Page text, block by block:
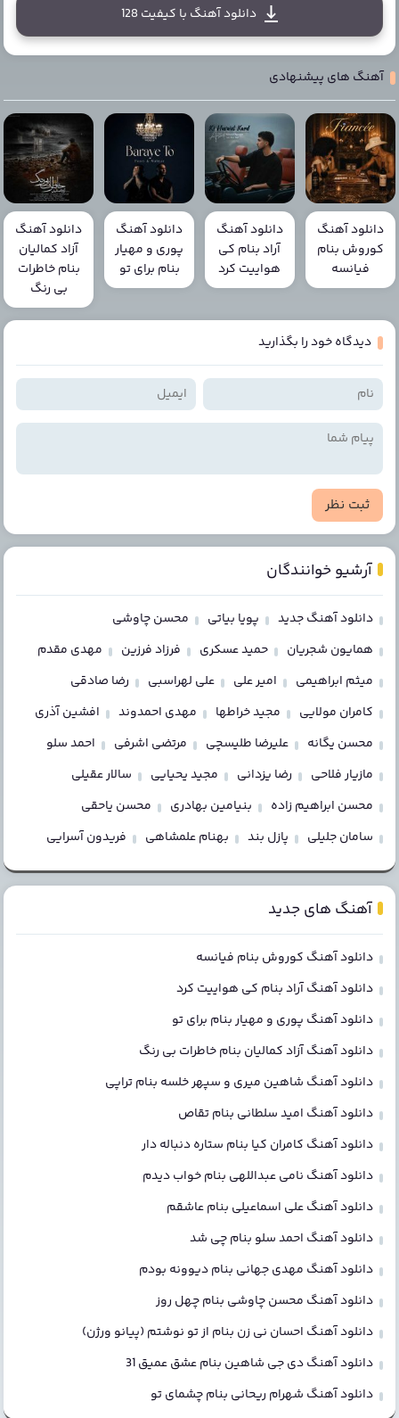
دانلود آهنگ با کیفیت 128
آهنگ های پیشنهادی
دانلود آهنگ
کوروش بنام
فیانسه
دانلود آهنگ
آراد بنام کی
هواییت کرد
دانلود آهنگ
پوری و مهیار
بنام برای تو
دانلود آهنگ
آزاد کمالیان
بنام خاطرات
بی رنگ
دیدگاه خود را بگذارید
ثبت نظر
آرشیو خوانندگان
دانلود آهنگ جدید پویا بیاتی
محسن چاوشی
همایون شجریان
حمید عسکری فرزاد فرزین
مهدی مقدم
میثم ابراهیمی
امیر علی علی لهراسبی
رضا صادقی
کامران مولایی
مجید خراطها مهدی احمدوند
افشین آذری
محسن یگانه
علیرضا طلیسچی مرتضی اشرفی
احمد سلو
مازیار فلاحی
رضا یزدانی مجید یحیایی
سالار عقیلی
محسن ابراهیم زاده
بنیامین بهادری
محسن یاحقی
سامان جلیلی
پازل بند بهنام علمشاهی فریدون آسرایی
آهنگ های جدید
دانلود آهنگ کوروش بنام فیانسه
دانلود آهنگ آراد بنام کی هواییت کرد
دانلود آهنگ پوری و مهیار بنام برای تو
دانلود آهنگ آزاد کمالیان بنام خاطرات بی رنگ
دانلود آهنگ شاهین میری و سپهر خلسه بنام تراپی
دانلود آهنگ امید سلطانی بنام تقاص
دانلود آهنگ کامران کیا بنام ستاره دنباله دار
دانلود آهنگ نامی عبداللهی بنام خواب دیدم
دانلود آهنگ علی اسماعیلی بنام عاشقم
دانلود آهنگ احمد سلو بنام چی شد
دانلود آهنگ مهدی جهانی بنام دیوونه بودم
دانلود آهنگ محسن چاوشی بنام چهل روز
دانلود آهنگ احسان نی زن بنام از تو نوشتم (پیانو ورژن)
دانلود آهنگ دی جی شاهین بنام عشق عمیق 31
دانلود آهنگ شهرام ریحانی بنام چشمای تو